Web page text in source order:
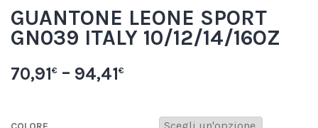
GUANTONE LEONE SPORT
GN039 ITALY 10/12/14/16OZ
70,91€ – 94,41€